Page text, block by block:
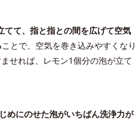
てて、指と指との間を広げて空気
ことで、空気を巻き込みやすくなり
せれば、レモン1個分の泡が立て
めにのせた泡がいちばん洗浄力が